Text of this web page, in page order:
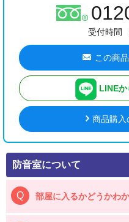
受付時間
この商
LINE
商品購入
防音室について
部屋に入るかどうかわ